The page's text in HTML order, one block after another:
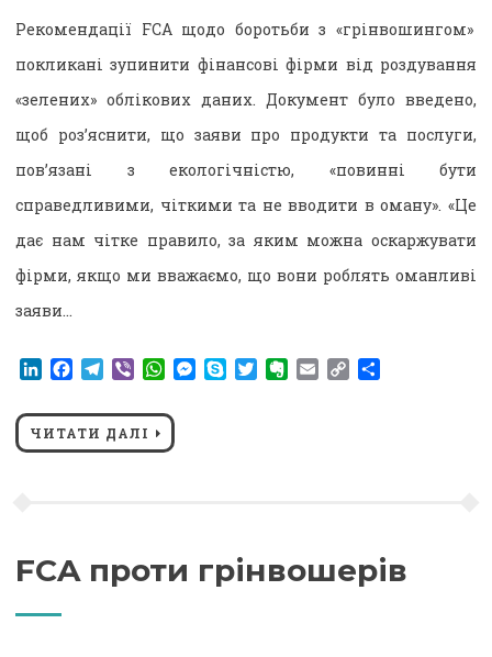
Рекомендації FCA щодо боротьби з «грінвошингом»
покликані зупинити фінансові фірми від роздування
«зелених» облікових даних. Документ було введено,
щоб роз’яснити, що заяви про продукти та послуги,
пов’язані з екологічністю, «повинні бути
справедливими, чіткими та не вводити в оману». «Це
дає нам чітке правило, за яким можна оскаржувати
фірми, якщо ми вважаємо, що вони роблять оманливі
заяви…
LinkedIn
Facebook
Telegram
ViberWhatsApp
Messenger
SkypeTwitterEvernote
EmailCopy
ЧИТАТИ ДАЛІ
FCA проти грінвошерів